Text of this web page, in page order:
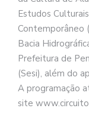
Estudos
Contemporâneo
Bacia
Prefeitura de
(Sesi), além do
A programação
site